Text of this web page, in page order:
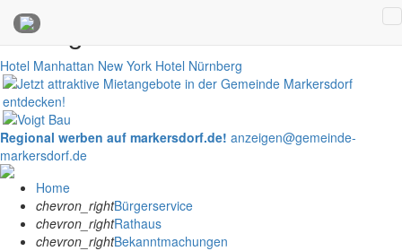
Anzeigen
Hotel Manhattan New York Hotel Nürnberg
Regional werben auf markersdorf.de! anzeigen@gemeinde-
markersdorf.de
Home
chevron_rightBürgerservice
chevron_rightRathaus
chevron_rightBekanntmachungen